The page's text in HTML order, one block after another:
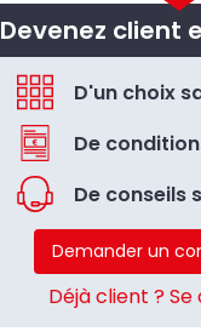
Devenez client
D'un choix
De
De conseils
Demander un
Déjà client ?